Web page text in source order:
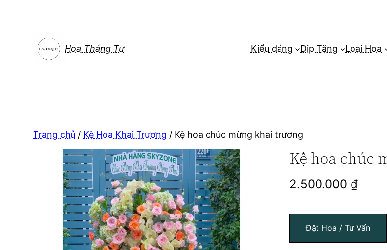
Hoa Tháng Tư Kiểu dáng Dịp Tặng Loại Hoa
Trang chủ / Kệ Hoa Khai Trương / Kệ hoa chúc mừng khai trương
Kệ hoa chúc
2.500.000 ₫
Đặt Hoa / Tư Vấn